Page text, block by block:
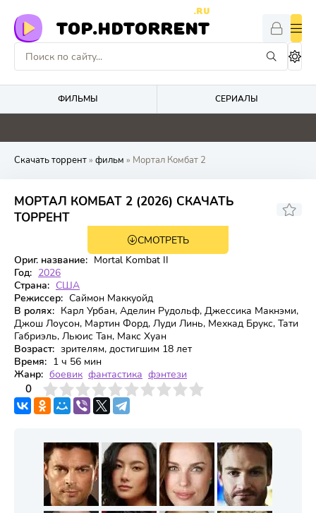
TOP.HDTORRENT
.RU
ФИЛЬМЫ СЕРИАЛЫ
0 0 0 5.9
Скачать торрент» фильм » Мортал Комбат 2
МОРТАЛ КОМБАТ 2 (2026) СКАЧАТЬ
ТОРРЕНТ
6.768
СМОТРЕТЬ
Ориг. название: Mortal Kombat II
Год: 2026
Страна: США
Режиссер: Саймон Маккуойд
В ролях: Карл Урбан, Аделин Рудольф, Джессика Макнэми,
Джош Лоусон, Мартин Форд, Луди Линь, Мехкад Брукс, Тати
Габриэль, Льюис Тан, Макс Хуан
Возраст: зрителям, достигшим 18 лет
Время: 1 ч 56 мин
Жанр: боевик фантастика фэнтези
0
4 6 7 8 9 10